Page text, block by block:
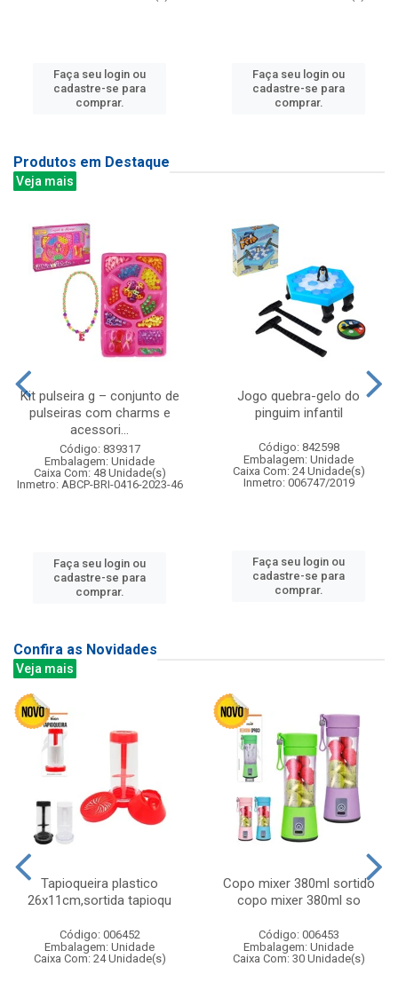
Faça seu login ou
cadastre-se para
comprar.
Faça seu login ou
cadastre-se para
comprar.
Produtos em Destaque
Veja mais
Kit pulseira g – conjunto de
pulseiras com charms e
acessori...
Código: 839317
Embalagem: Unidade
Caixa Com: 48 Unidade(s)
Inmetro: ABCP-BRI-0416-2023-46
Faça seu login ou
cadastre-se para
comprar.
Jogo quebra-gelo do
pinguim infantil
Código: 842598
Embalagem: Unidade
Caixa Com: 24 Unidade(s)
Inmetro: 006747/2019
Faça seu login ou
cadastre-se para
comprar.
Confira as Novidades
Veja mais
Tapioqueira plastico
26x11cm,sortida tapioqu
Código: 006452
Embalagem: Unidade
Caixa Com: 24 Unidade(s)
Copo mixer 380ml sortido
copo mixer 380ml so
Código: 006453
Embalagem: Unidade
Caixa Com: 30 Unidade(s)